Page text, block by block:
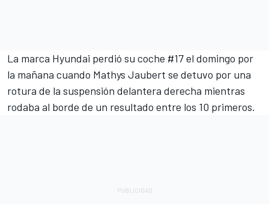
La marca Hyundai perdió su coche #17 el domingo por
la mañana cuando Mathys Jaubert se detuvo por una
rotura de la suspensión delantera derecha mientras
rodaba al borde de un resultado entre los 10 primeros.